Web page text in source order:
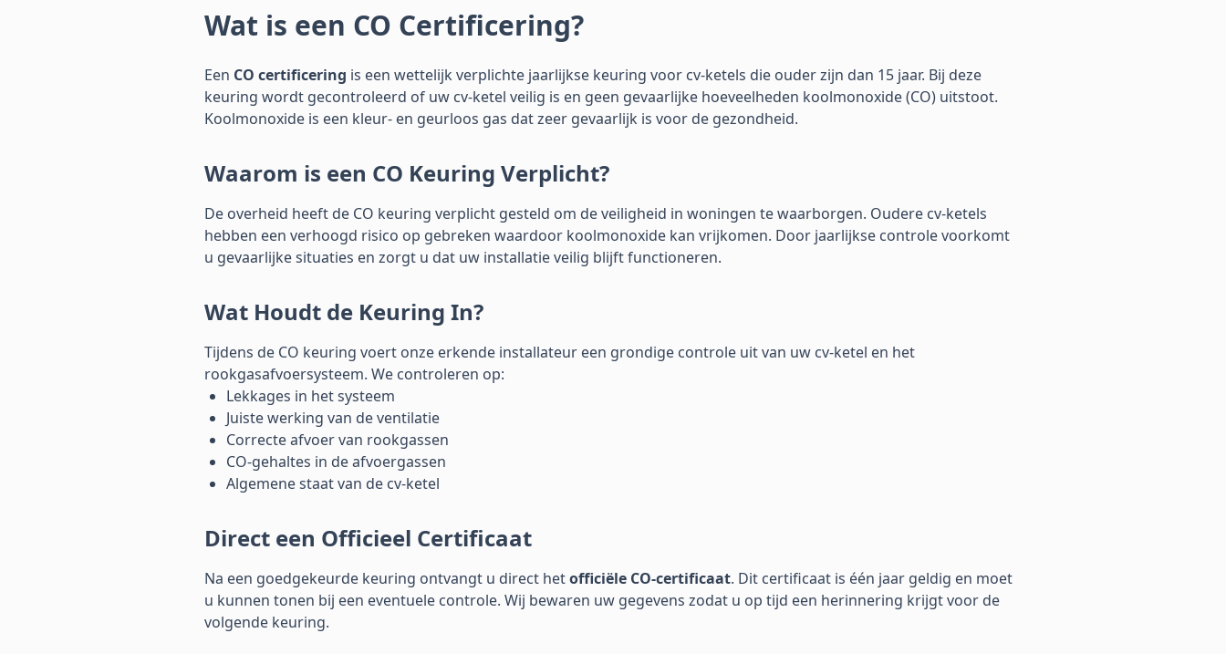
Wat is een CO Certificering?
Een CO certificering is een wettelijk verplichte jaarlijkse keuring voor cv-ketels die ouder zijn dan 15 jaar. Bij deze
keuring wordt gecontroleerd of uw cv-ketel veilig is en geen gevaarlijke hoeveelheden koolmonoxide (CO) uitstoot.
Koolmonoxide is een kleur- en geurloos gas dat zeer gevaarlijk is voor de gezondheid.
Waarom is een CO Keuring Verplicht?
De overheid heeft de CO keuring verplicht gesteld om de veiligheid in woningen te waarborgen. Oudere cv-ketels
hebben een verhoogd risico op gebreken waardoor koolmonoxide kan vrijkomen. Door jaarlijkse controle voorkomt
u gevaarlijke situaties en zorgt u dat uw installatie veilig blijft functioneren.
Wat Houdt de Keuring In?
Tijdens de CO keuring voert onze erkende installateur een grondige controle uit van uw cv-ketel en het
rookgasafvoersysteem. We controleren op:
Lekkages in het systeem
Juiste werking van de ventilatie
Correcte afvoer van rookgassen
CO-gehaltes in de afvoergassen
Algemene staat van de cv-ketel
Direct een Officieel Certificaat
Na een goedgekeurde keuring ontvangt u direct hetofficiële CO-certificaat. Dit certificaat is één jaar geldig en moet
u kunnen tonen bij een eventuele controle. Wij bewaren uw gegevens zodat u op tijd een herinnering krijgt voor de
volgende keuring.